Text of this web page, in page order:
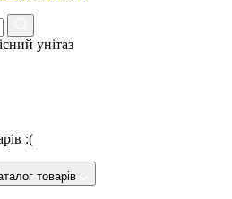
унітаз
:(
товарів